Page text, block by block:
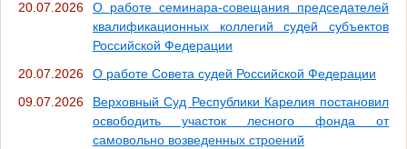
20.07.2026
О работе семинара-совещания председателей
квалификационных коллегий судей субъектов
Российской Федерации
20.07.2026
О работе Совета судей Российской Федерации
09.07.2026
Верховный Суд Республики Карелия постановил
освободить участок лесного фонда от
самовольно возведенных строений